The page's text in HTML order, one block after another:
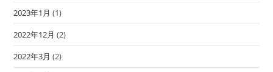
2023年1月 (1)
2022年12月 (2)
2022年3月 (2)